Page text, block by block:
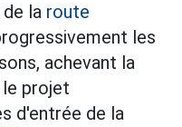
la route
les
achevant la
projet
d'entrée de la